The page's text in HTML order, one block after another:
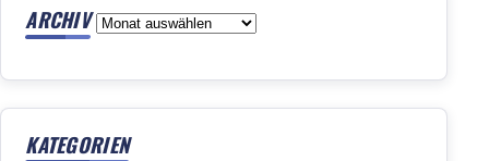
ARCHIV Archiv
KATEGORIEN